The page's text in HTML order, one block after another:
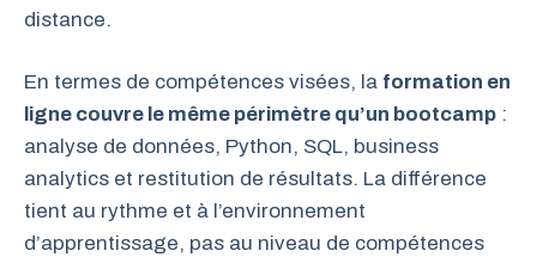
distance.
En termes de compétences visées, la formation en
ligne couvre le même périmètre qu’un bootcamp :
analyse de données, Python, SQL, business
analytics et restitution de résultats. La différence
tient au rythme et à l’environnement
d’apprentissage, pas au niveau de compétences